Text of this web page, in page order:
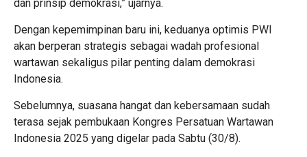
dan prinsip demokrasi,” ujarnya.
Dengan kepemimpinan baru ini, keduanya optimis PWI
akan berperan strategis sebagai wadah profesional
wartawan sekaligus pilar penting dalam demokrasi
Indonesia.
Sebelumnya, suasana hangat dan kebersamaan sudah
terasa sejak pembukaan Kongres Persatuan Wartawan
Indonesia 2025 yang digelar pada Sabtu (30/8).